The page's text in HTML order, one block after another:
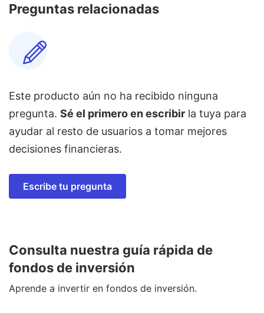
Preguntas relacionadas
Este producto aún no ha recibido ninguna
pregunta. Sé el primero en escribir la tuya para
ayudar al resto de usuarios a tomar mejores
decisiones financieras.
Escribe tu pregunta
Consulta nuestra guía rápida de
fondos de inversión
Aprende a invertir en fondos de inversión.